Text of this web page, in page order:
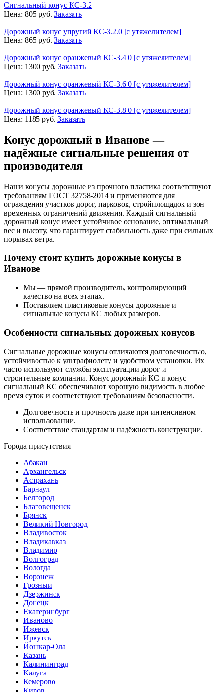
Сигнальный конус КС-3.2
Цена: 805 руб. Заказать
Дорожный конус упругий КС-3.2.0 [с утяжелителем]
Цена: 865 руб. Заказать
Дорожный конус оранжевый КС-3.4.0 [с утяжелителем]
Цена: 1300 руб. Заказать
Дорожный конус оранжевый КС-3.6.0 [с утяжелителем]
Цена: 1300 руб. Заказать
Дорожный конус оранжевый КС-3.8.0 [с утяжелителем]
Цена: 1185 руб. Заказать
Конус дорожный в Иванове —
надёжные сигнальные решения от
производителя
Наши конусы дорожные из прочного пластика соответствуют
требованиям ГОСТ 32758-2014 и применяются для
ограждения участков дорог, парковок, стройплощадок и зон
временных ограничений движения. Каждый сигнальный
дорожный конус имеет устойчивое основание, оптимальный
вес и высоту, что гарантирует стабильность даже при сильных
порывах ветра.
Почему стоит купить дорожные конусы в
Иванове
Мы — прямой производитель, контролирующий
качество на всех этапах.
Поставляем пластиковые конусы дорожные и
сигнальные конусы КС любых размеров.
Особенности сигнальных дорожных конусов
Сигнальные дорожные конусы отличаются долговечностью,
устойчивостью к ультрафиолету и удобством установки. Их
часто используют службы эксплуатации дорог и
строительные компании. Конус дорожный КС и конус
сигнальный КС обеспечивают хорошую видимость в любое
время суток и соответствуют требованиям безопасности.
Долговечность и прочность даже при интенсивном
использовании.
Соответствие стандартам и надёжность конструкции.
Города присутствия
Абакан
Архангельск
Астрахань
Барнаул
Белгород
Благовещенск
Брянск
Великий Новгород
Владивосток
Владикавказ
Владимир
Волгоград
Вологда
Воронеж
Грозный
Дзержинск
Донецк
Екатеринбург
Иваново
Ижевск
Иркутск
Йошкар-Ола
Казань
Калининград
Калуга
Кемерово
Киров